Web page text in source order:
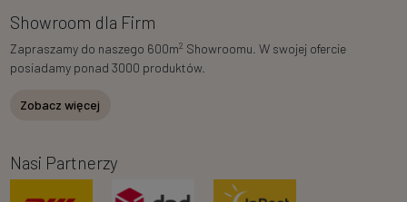
Showroom dla Firm
Zapraszamy do naszego 600m2 Showroomu. W swojej ofercie
posiadamy ponad 3000 produktów.
Zobacz więcej
Nasi Partnerzy